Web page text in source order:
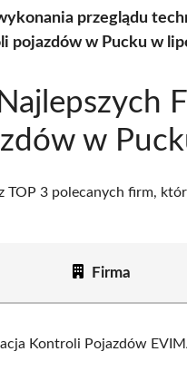
przeglądu
pojazdów w Pucku w
w
TOP 3 polecanych firm,
Firma
Kontroli Pojazdów